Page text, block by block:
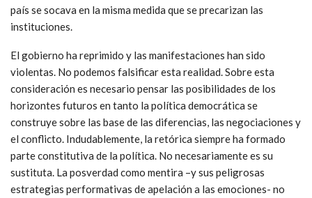
país se socava en la misma medida que se precarizan las
instituciones.
El gobierno ha reprimido y las manifestaciones han sido
violentas. No podemos falsificar esta realidad. Sobre esta
consideración es necesario pensar las posibilidades de los
horizontes futuros en tanto la política democrática se
construye sobre las base de las diferencias, las negociaciones y
el conflicto. Indudablemente, la retórica siempre ha formado
parte constitutiva de la política. No necesariamente es su
sustituta. La posverdad como mentira –y sus peligrosas
estrategias performativas de apelación a las emociones- no